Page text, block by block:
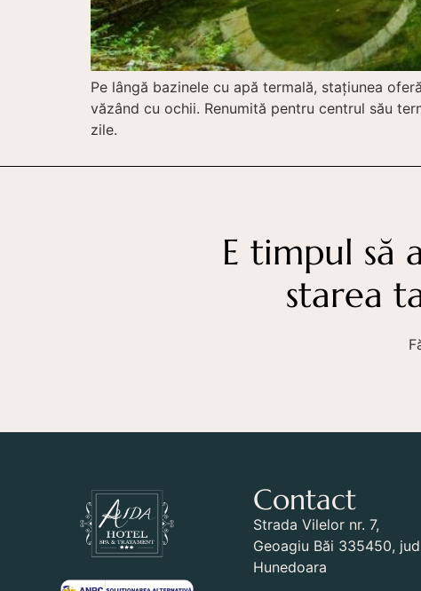
Pe lângă bazinele cu apă termală, staţiunea
văzând cu ochii. Renumită pentru centrul său
zile.
E timpul să
starea
Contact
Strada Vilelor nr. 7,
Geoagiu Băi 335450,
Hunedoara